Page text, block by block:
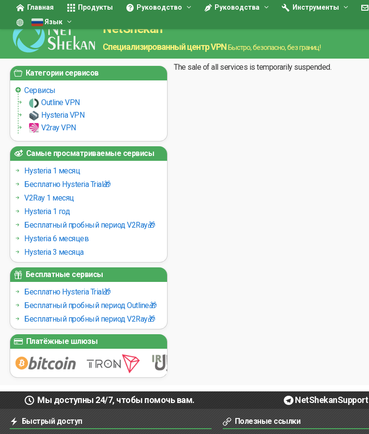
Главная Продукты Руководство Руководства Инструменты
Язык
NetShekan
Специализированный центр VPNБыстро, безопасно, без границ!
The sale of all services is temporarily suspended.
Категории сервисов
Сервисы
Outline VPN
Hysteria VPN
V2ray VPN
Самые просматриваемые сервисы
Hysteria 1 месяц
Бесплатно Hysteria Trial🎁
V2Ray 1 месяц
Hysteria 1 год
Бесплатный пробный период V2Ray🎁
Hysteria 6 месяцев
Hysteria 3 месяца
Бесплатные сервисы
Бесплатно Hysteria Trial🎁
Бесплатный пробный период Outline🎁
Бесплатный пробный период V2Ray🎁
Платёжные шлюзы
Мы доступны 24/7, чтобы помочь вам. NetShekanSupport
Быстрый доступ Полезные ссылки